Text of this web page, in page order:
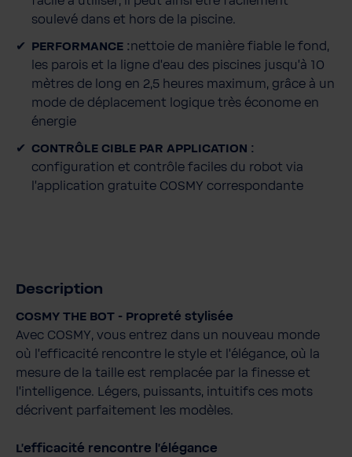
é
soulevé dans et hors de la piscine.
PERFORMANCE :nettoie de manière fiable le fond,
les parois et la ligne d'eau des piscines jusqu'à 10
mètres de long en 2,5 heures maximum, grâce à un
mode de déplacement logique très économe en
énergie
CONTRÔLE CIBLE PAR APPLICATION :
configuration et contrôle faciles du robot via
l'application gratuite COSMY correspondante
Description
COSMY THE BOT - Propreté stylisée
Avec COSMY, vous entrez dans un nouveau monde
où l'efficacité rencontre le style et l'élégance, où la
mesure de la taille est remplacée par la finesse et
l'intelligence. Légers, puissants, intuitifs ces mots
décrivent parfaitement les modèles.
L'efficacité rencontre l'élégance